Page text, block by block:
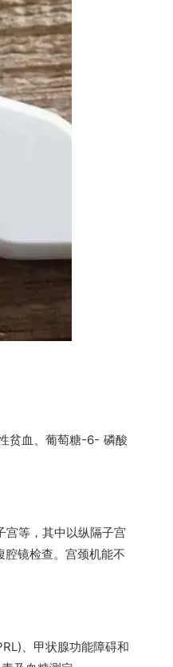
贫血、葡萄糖-6- 磷酸
宫等，其中以纵隔子宫
镜检查。宫颈机能不
、甲状腺功能障碍和